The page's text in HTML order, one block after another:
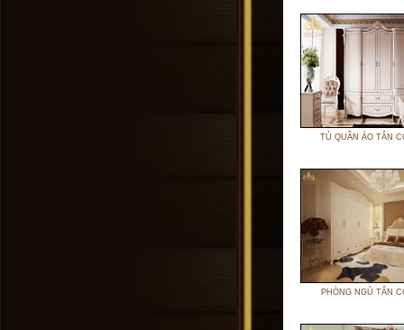
TỦ QUẦN ÁO TÂN
PHÒNG NGỦ TÂN